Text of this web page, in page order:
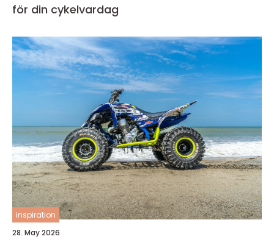
för din cykelvardag
inspiration
28. May 2026